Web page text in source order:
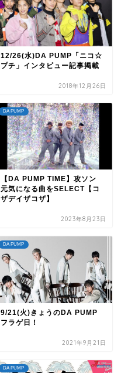
12/26(水)DA PUMP「ニコ☆
プチ」インタビュー記事掲載
2018年12月26日
DA PUMP
【DA PUMP TIME】攻ソン
元気になる曲をSELECT【コ
ザデイザコザ】
2023年8月23日
DA PUMP
9/21(火)きょうのDA PUMP
フラゲ日！
2021年9月21日
DA PUMP